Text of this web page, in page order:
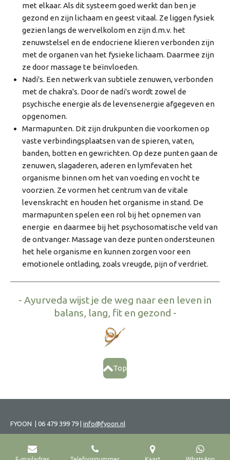
met elkaar. Als dit systeem goed werkt dan ben je
gezond en zijn lichaam en geest vitaal. Ze liggen fysiek
gezien langs de wervelkolom en zijn d.m.v. het
zenuwstelsel en de endocriene klieren verbonden zijn
met de organen van het fysieke lichaam. Daarmee zijn
ze door massage te beïnvloeden.
Nadi's. Een netwerk van subtiele zenuwen, verbonden
met de chakra's. Door de nadi's wordt zowel de
psychische energie als de levensenergie afgegeven en
opgenomen.
Marmapunten. Dit zijn drukpunten die voorkomen op
vaste verbindingsplaatsen van de spieren, vaten,
banden, botten en gewrichten. Op deze punten gaan de
zenuwen, slagaderen, aderen en lymfevaten het
organisme binnen om het van voeding en vocht te
voorzien. Ze vormen het centrum van de vitale
levenskracht en houden het organisme in stand. De
marmapunten spelen een rol bij het opnemen van
energie en daarmee bij het psychosomatische veld van
de ontvanger. Massage van deze punten ondersteunen
het hele organisme en kunnen zorgen voor een
emotionele ontlading, zoals vreugde, pijn of verdriet.
- Ayurveda wijst je de weg naar een leven in
balans, lang, fit en gezond -
Top
FYOON | 06 479 399 79 | info@fyoon.nl
Privacyverklaring